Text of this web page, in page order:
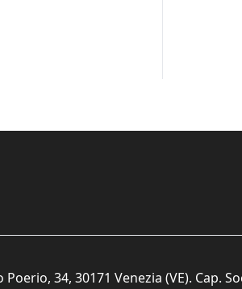
34, 30171 Venezia (VE). Cap.